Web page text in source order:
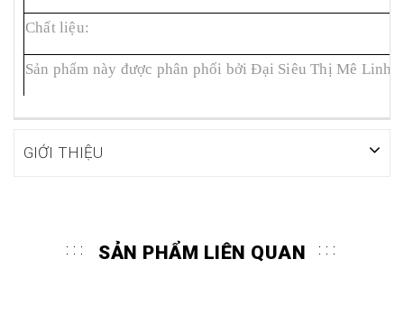
Chất liệu:
Sản phẩm này được phân phối bởi Đại Siêu Thị Mê Linh
GIỚI THIỆU
SẢN PHẨM LIÊN QUAN